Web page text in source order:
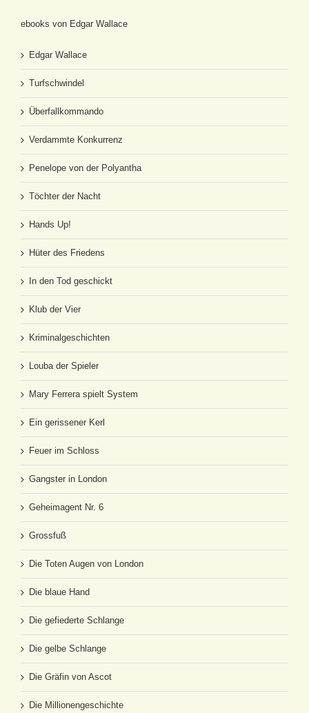
ebooks von Edgar Wallace
Edgar Wallace
Turfschwindel
Überfallkommando
Verdammte Konkurrenz
Penelope von der Polyantha
Töchter der Nacht
Hands Up!
Hüter des Friedens
In den Tod geschickt
Klub der Vier
Kriminalgeschichten
Louba der Spieler
Mary Ferrera spielt System
Ein gerissener Kerl
Feuer im Schloss
Gangster in London
Geheimagent Nr. 6
Grossfuß
Die Toten Augen von London
Die blaue Hand
Die gefiederte Schlange
Die gelbe Schlange
Die Gräfin von Ascot
Die Millionengeschichte